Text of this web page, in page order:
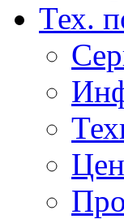
Тех.